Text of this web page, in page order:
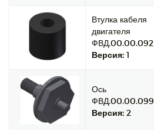
Втулка кабеля
двигателя
ФВД.00.00.092
Версия: 1
Ось
ФВД.00.00.099
Версия: 2